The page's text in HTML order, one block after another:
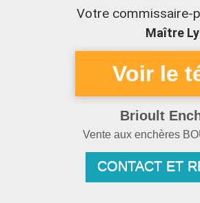
Votre commissaire-
Maître
Brioult
Vente aux enchères
CONTACT ET